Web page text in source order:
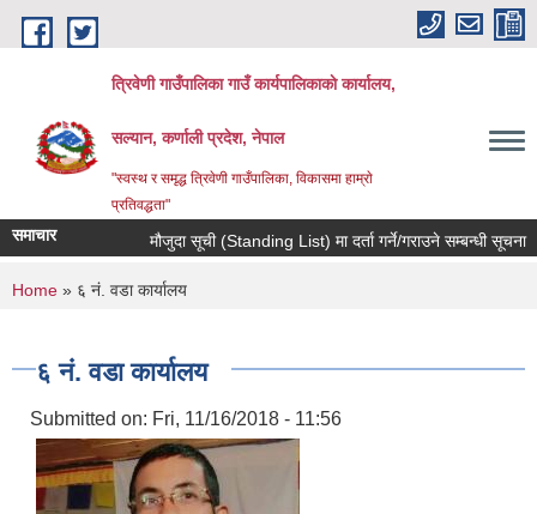
Skip to main content
त्रिवेणी गाउँपालिका गाउँ कार्यपालिकाकाे कार्यालय,
सल्यान, कर्णाली प्रदेश, नेपाल
"स्वस्थ र समृद्ध त्रिवेणी गाउँपालिका, विकासमा हाम्राे
प्रतिवद्धता"
समाचार मौजुदा सूची (Standing List) मा दर्ता गर्ने/गराउने सम्बन्धी सूचना
You are here
Home » ६ नं. वडा कार्यालय
६ नं. वडा कार्यालय
Submitted on: Fri, 11/16/2018 - 11:56